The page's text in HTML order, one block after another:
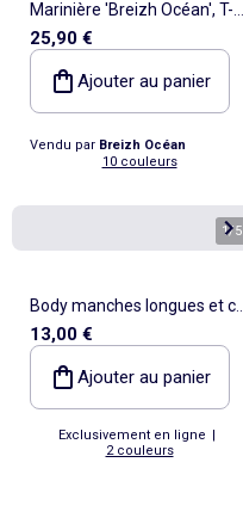
Marinière 'Breizh Océan', T-
Shirt rayé mixte épais en
Coton Bio, Homme ou
Femme
25,90 €
Ajouter au panier
Vendu par Breizh Océan
10 couleurs
1/5
Body manches longues et col
rond
13,00 €
Ajouter au panier
Exclusivement en ligne |
2 couleurs